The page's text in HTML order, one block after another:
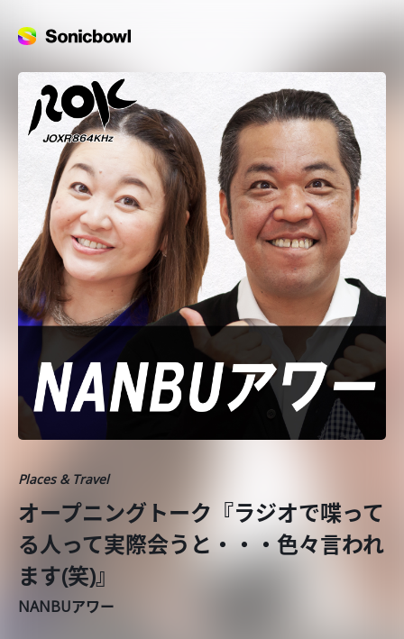
Places & Travel
オープニングトーク『ラジオで喋って
る人って実際会うと・・・色々言われ
ます(笑)』
NANBUアワー